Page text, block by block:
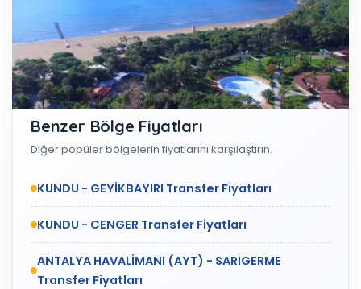
Benzer Bölge Fiyatları
Diğer popüler bölgelerin fiyatlarını karşılaştırın.
KUNDU - GEYİKBAYIRI Transfer Fiyatları
KUNDU - CENGER Transfer Fiyatları
ANTALYA HAVALİMANI (AYT) - SARIGERME
Transfer Fiyatları